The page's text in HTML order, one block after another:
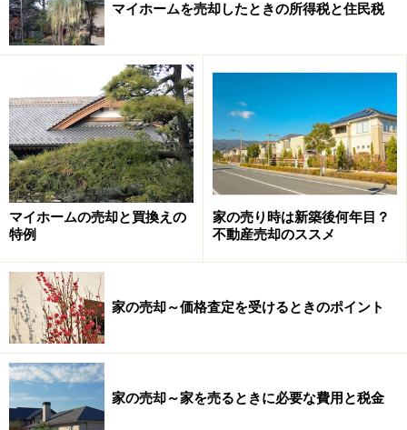
マイホームを売却したときの所得税と住民税
マイホームの売却と買換えの
特例
家の売り時は新築後何年目？
不動産売却のススメ
家の売却～価格査定を受けるときのポイント
家の売却～家を売るときに必要な費用と税金